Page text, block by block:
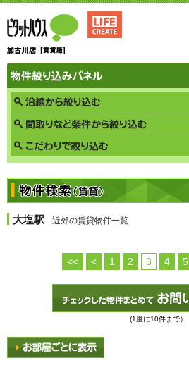
大塩駅 近郊の賃貸物件一覧
<< < 1 2 3 4 5
(1度に10件まで）